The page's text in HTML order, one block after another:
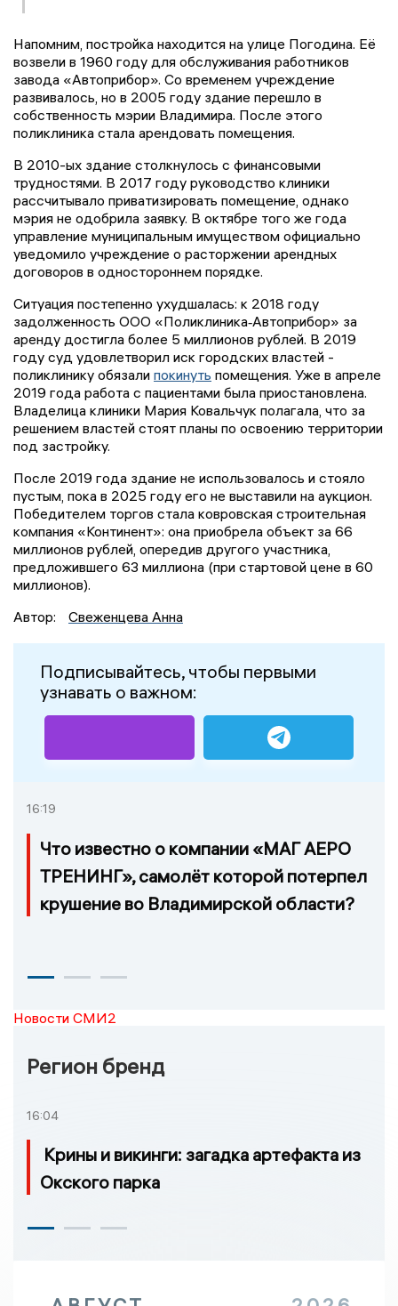
Напомним, постройка находится на улице Погодина. Её
возвели в 1960 году для обслуживания работников
завода «Автоприбор». Со временем учреждение
развивалось, но в 2005 году здание перешло в
собственность мэрии Владимира. После этого
поликлиника стала арендовать помещения.
В 2010-ых здание столкнулось с финансовыми
трудностями. В 2017 году руководство клиники
рассчитывало приватизировать помещение, однако
мэрия не одобрила заявку. В октябре того же года
управление муниципальным имуществом официально
уведомило учреждение о расторжении арендных
договоров в одностороннем порядке.
Ситуация постепенно ухудшалась: к 2018 году
задолженность ООО «Поликлиника‑Автоприбор» за
аренду достигла более 5 миллионов рублей. В 2019
году суд удовлетворил иск городских властей -
поликлинику обязали покинуть помещения. Уже в апреле
2019 года работа с пациентами была приостановлена.
Владелица клиники Мария Ковальчук полагала, что за
решением властей стоят планы по освоению территории
под застройку.
После 2019 года здание не использовалось и стояло
пустым, пока в 2025 году его не выставили на аукцион.
Победителем торгов стала ковровская строительная
компания «Континент»: она приобрела объект за 66
миллионов рублей, опередив другого участника,
предложившего 63 миллиона (при стартовой цене в 60
миллионов).
Автор:
Свеженцева Анна
Подписывайтесь, чтобы первыми
узнавать о важном:
16:19
Что известно о компании «МАГ АЕРО
ТРЕНИНГ», самолёт которой потерпел
крушение во Владимирской области?
Новости СМИ2
Регион бренд
16:04
Крины и викинги: загадка артефакта из
Окского парка